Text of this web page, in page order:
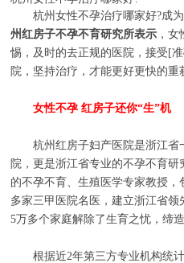
杭州女性不孕治疗哪家好?成为
州红房子不孕不育研究所表示 ，
惕，及时的去正规的医院，接受[
院，坚持治疗，才能更好更快的重
女性不孕 红房子还你“生”机
杭州红房子妇产医院是浙江省
院，更是浙江省专业的不孕不育
的不孕不育、生殖医学专家教授
多家三甲医院名医，建立浙江省
5万多个家庭解除了生育之忧，缔
根据近2年第三方专业机构统计